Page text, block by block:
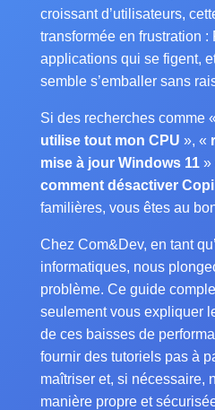
croissant d’utilisateurs,
transformée en frustration :
applications qui se figent,
semble s’emballer sans
Si des recherches comme «
utilise tout mon CPU », «
mise à jour Windows 11»
comment désactiver
familières, vous êtes au
Chez Com&Dev, en tant
informatiques, nous
problème. Ce guide
seulement vous expliquer
de ces baisses de
fournir des tutoriels pas à
maîtriser et, si nécessaire,
manière propre et